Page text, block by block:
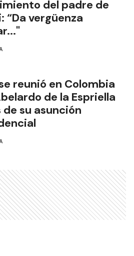
del padre de
“Da vergüenza
reunió en Colombia
de la Espriella
su asunción